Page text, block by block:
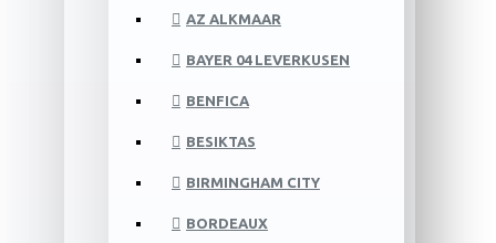
AZ ALKMAAR
BAYER 04 LEVERKUSEN
BENFICA
BESIKTAS
BIRMINGHAM CITY
BORDEAUX